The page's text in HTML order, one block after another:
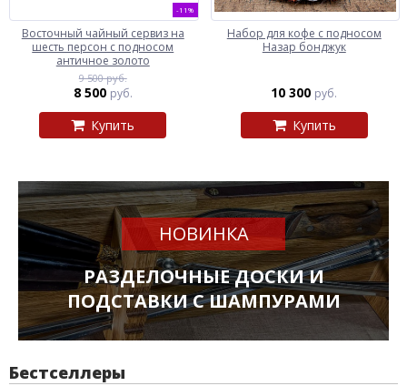
-11%
Восточный чайный сервиз на
шесть персон с подносом
античное золото
9 500 руб.
8 500 руб.
Купить
Набор для кофе с подносом
Назар бонджук
10 300 руб.
Купить
НОВИНКА
РАЗДЕЛОЧНЫЕ ДОСКИ И
ПОДСТАВКИ С ШАМПУРАМИ
Бестселлеры